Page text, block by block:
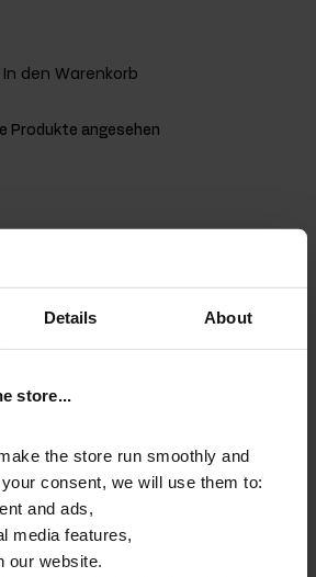
Details About
store...
the store run smoothly and
consent, we will use them to:
and ads,
media features,
our website.
In den Warenkorb
Produkte angesehen
UND SPAREN!
10% Rabatt sichern und
Angebote erhalten!
Rabatt ist nicht mit anderen Aktionen und